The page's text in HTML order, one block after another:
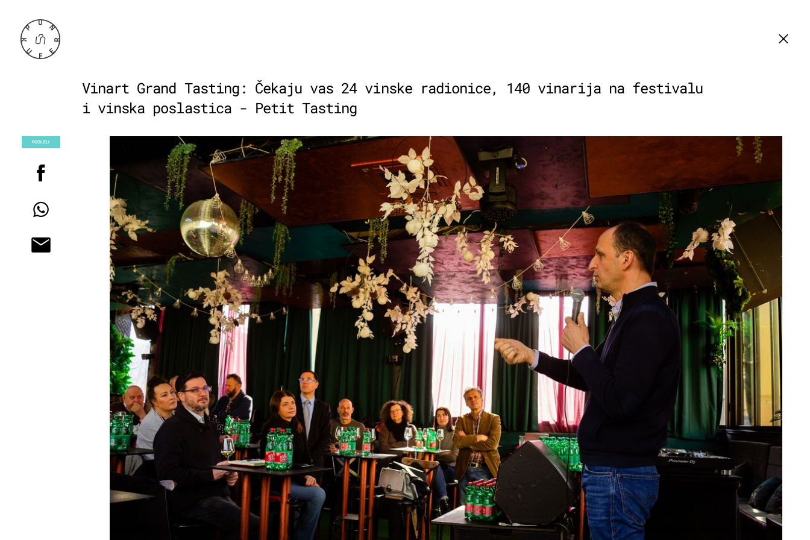
Vinart Grand Tasting: Čekaju vas 24 vinske radionice, 140 vinarija na festivalu
i vinska poslastica - Petit Tasting
PODIJELI
OMILJENO DOGAĐANJE
Vinart Grand Tasting: Čak 160 vinarija
i 5 tisuća vinskih entuzijasta i
profesionalaca u Laubi
2. ECO-WINE FEST
Vino i glazba u prirodi: Dođite na
festival koji spaja uživanje i
ekologiju
+ 5
GREEN RIVER FESTIVAL
Festival uz Savu na kojem smo ostali
satima: Afrički ritmovi, hrana i
kokteli za peticu